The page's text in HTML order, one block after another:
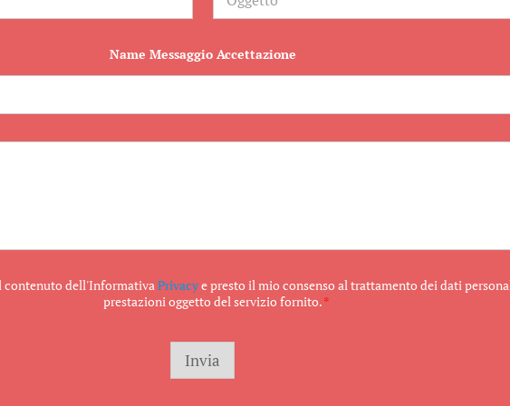
g
t
t
o
Name Messaggio Accettazione
contenuto dell'InformativaPrivacye presto il mio consenso al trattamento dei dati
prestazioni oggetto del servizio fornito.*
Invia